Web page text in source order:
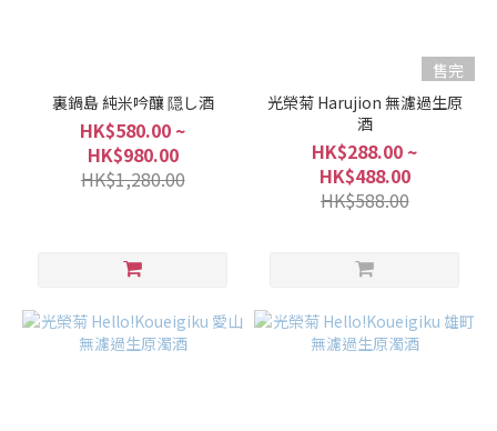
裏鍋島 純米吟釀 隠し酒
HK$580.00 ~
HK$980.00
HK$1,280.00
售完
光榮菊 Harujion 無濾過生原
酒
HK$288.00 ~
HK$488.00
HK$588.00